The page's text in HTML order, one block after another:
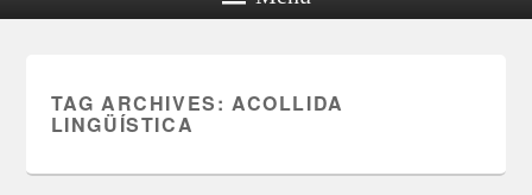
TAG ARCHIVES: ACOLLIDA
LINGÜÍSTICA